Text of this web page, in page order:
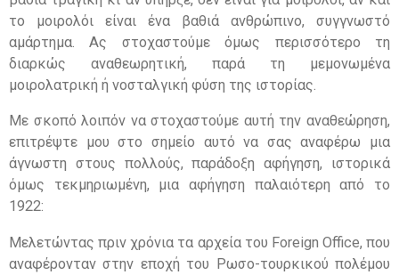
το μοιρολόι είναι ένα βαθιά ανθρώπινο, συγγνωστό
αμάρτημα. Ας στοχαστούμε όμως περισσότερο τη
διαρκώς αναθεωρητική, παρά τη μεμονωμένα
μοιρολατρική ή νοσταλγική φύση της ιστορίας.
Με σκοπό λοιπόν να στοχαστούμε αυτή την αναθεώρηση,
επιτρέψτε μου στο σημείο αυτό να σας αναφέρω μια
άγνωστη στους πολλούς, παράδοξη αφήγηση, ιστορικά
όμως τεκμηριωμένη, μια αφήγηση παλαιότερη από το
1922:
Μελετώντας πριν χρόνια τα αρχεία του Foreign Office, που
αναφέρονταν στην εποχή του Ρωσο-τουρκικού πολέμου